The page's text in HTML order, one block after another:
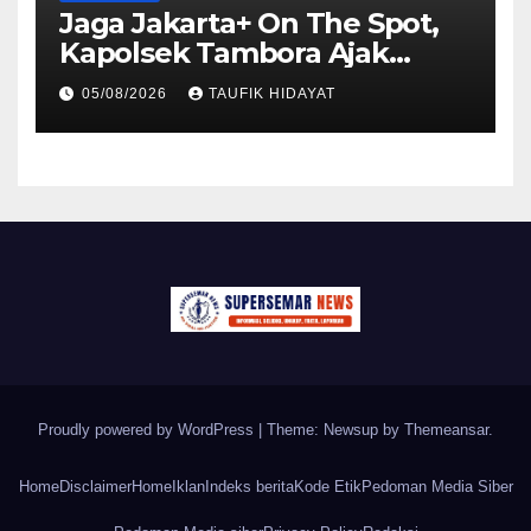
Jaga Jakarta+ On The Spot,
Kapolsek Tambora Ajak
Warga RW 12 Tanah Sereal
Perkuat Sinergi Ciptakan
Kamtibmas Kondusif
05/08/2026 TAUFIK HIDAYAT
Proudly powered by WordPress Theme: Newsup by Themeansar.
HomeDisclaimerHomeIklanIndeks beritaKode EtikPedoman Media Siber